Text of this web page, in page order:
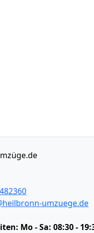
umzuege.de
Mo - Sa: 08:30 -